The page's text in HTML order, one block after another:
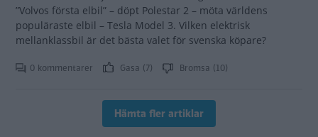
”Volvos första elbil” – döpt Polestar 2 – möta världens
populäraste elbil – Tesla Model 3. Vilken elektrisk
mellanklassbil är det bästa valet för svenska köpare?
0 kommentarer Gasa (7) Bromsa (10)
Hämta fler artiklar